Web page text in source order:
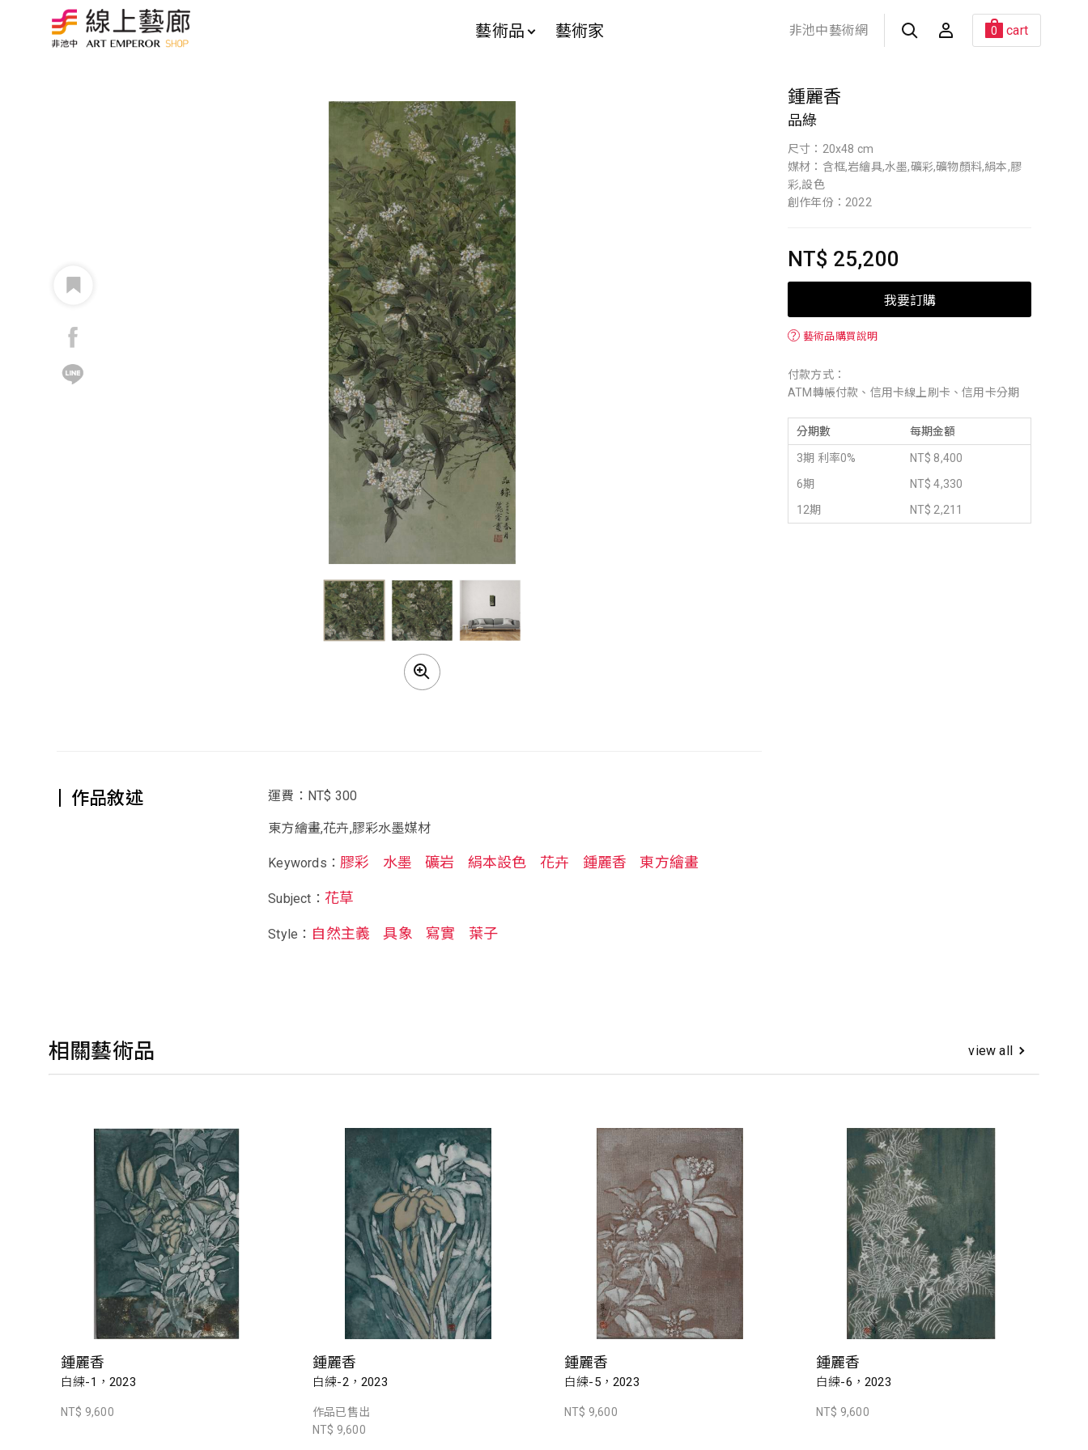
藝術品 藝術家 非池中藝術網 0 cart
鍾麗香
品綠
尺寸：20x48 cm
媒材：含框,岩繪具,水墨,礦彩,礦物顏料,絹本,膠
彩,設色
創作年份：2022
NT$ 25,200
我要訂購
？ 藝術品購買說明
付款方式：
ATM轉帳付款、信用卡線上刷卡、信用卡分期
分期數 每期金額
3期 利率0%
NT$ 8,400
6期
NT$ 4,330
12期
NT$ 2,211
作品敘述 運費：NT$ 300
東方繪畫,花卉,膠彩水墨媒材
Keywords： 膠彩 水墨 礦岩 絹本設色 花卉 鍾麗香 東方繪畫
Subject： 花草
Style： 自然主義 具象 寫實 葉子
相關藝術品 view all
鍾麗香
白練-1，2023
NT$ 9,600
鍾麗香
白練-2，2023
作品已售出
NT$ 9,600
鍾麗香
白練-5，2023
NT$ 9,600
鍾麗香
白練-6，2023
NT$ 9,600